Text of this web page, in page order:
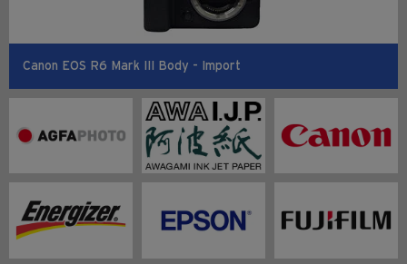
Canon EOS R6 Mark III Body - Import